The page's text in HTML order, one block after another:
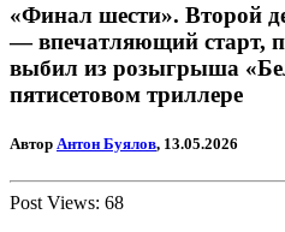
«Финал шести». Второй
— впечатляющий старт,
выбил из розыгрыша
пятисетовом триллере
Автор Антон Буялов, 13.05.2026
Post Views: 68